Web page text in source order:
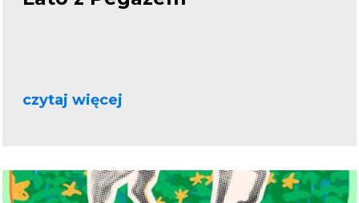
czytaj więcej